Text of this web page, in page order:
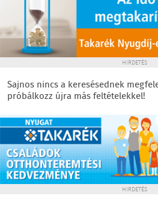
HIRDETÉS
Sajnos nincs a keresésednek
próbálkozz újra más feltételekkel!
HIRDETÉS